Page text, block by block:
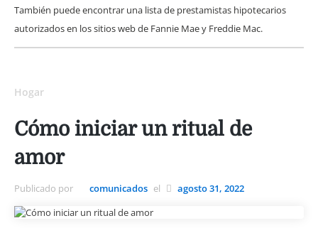
También puede encontrar una lista de prestamistas hipotecarios
autorizados en los sitios web de Fannie Mae y Freddie Mac.
Hogar
Cómo iniciar un ritual de
amor
Publicado por comunicados el agosto 31, 2022